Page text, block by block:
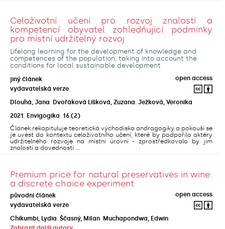
Celoživotní učení pro rozvoj znalostí a
kompetencí obyvatel zohledňující podmínky
pro místní udržitelný rozvoj
Lifelong learning for the development of knowledge and
competences of the population, taking into account the
conditions for local sustainable development
jiný článek
open access
vydavatelská verze
Dlouhá, Jana; Dvořáková Líšková, Zuzana; Ježková, Veronika
2021 Envigogika 16 (2)
Článek rekapituluje teoretická východiska andragogiky a pokouší se
je uvést do kontextu celoživotního učení, které by podpořilo aktéry
udržitelného rozvoje na místní úrovni - zprostředkovalo by jim
znalosti a dovednosti ...
Premium price for natural preservatives in wine:
a discrete choice experiment
původní článek
open access
vydavatelská verze
Chikumbi, Lydia; Ščasný, Milan; Muchapondwa, Edwin;